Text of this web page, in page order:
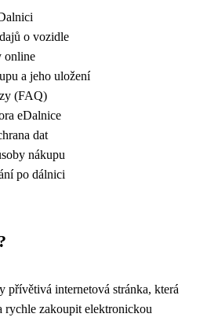
o vozidle
online
a jeho uložení
(FAQ)
eDalnice
dat
nákupu
po dálnici
přívětivá internetová stránka, která
rychle zakoupit elektronickou